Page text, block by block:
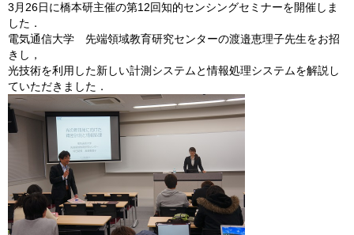
3月26日に橋本研主催の第12回知的センシングセミナーを開催しま
した．
電気通信大学 先端領域教育研究センターの渡邉恵理子先生をお招
きし，
光技術を利用した新しい計測システムと情報処理システムを解説し
ていただきました．